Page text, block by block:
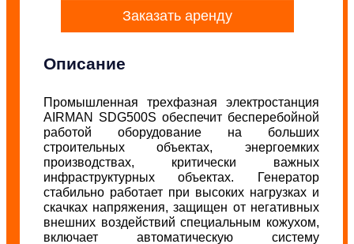
Заказать аренду
Описание
Промышленная трехфазная электростанция
AIRMAN SDG500S обеспечит бесперебойной
работой оборудование на больших
строительных объектах, энергоемких
производствах, критически важных
инфраструктурных объектах. Генератор
стабильно работает при высоких нагрузках и
скачках напряжения, защищен от негативных
внешних воздействий специальным кожухом,
включает автоматическую систему